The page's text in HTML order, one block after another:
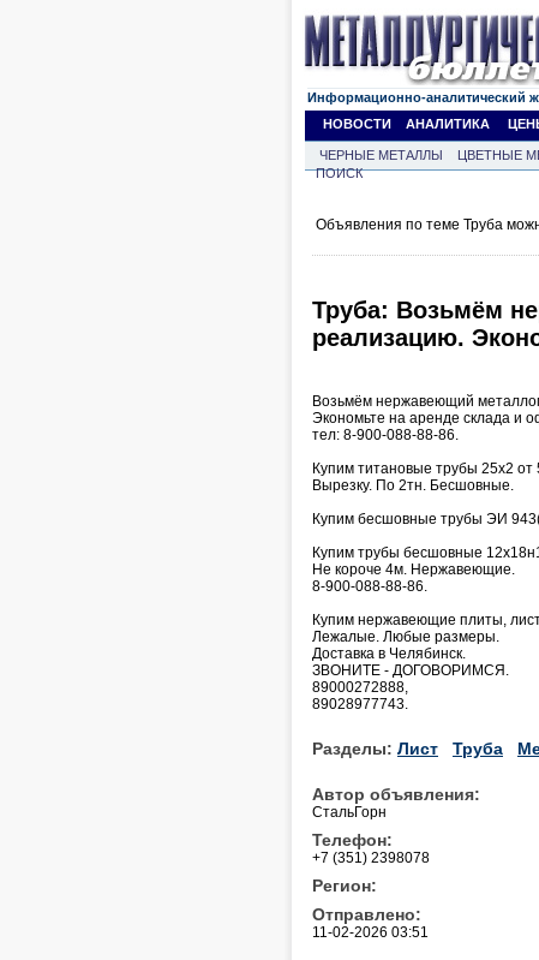
Информационно-аналитический
НОВОСТИ
АНАЛИТИКА
ЧЕРНЫЕ МЕТАЛЛЫ ЦВЕТНЫЕ
ПОИСК
Объявления по теме Труба
Труба: Возьмём
реализацию.
Возьмём нержавеющий
Экономьте на аренде склада и
тел: 8-900-088-88-86.
Купим титановые трубы 25х2 от
Вырезку. По 2тн. Бесшовные.
Купим бесшовные трубы ЭИ
Купим трубы бесшовные
Не короче 4м. Нержавеющие.
8-900-088-88-86.
Купим нержавеющие плиты,
Лежалые. Любые размеры.
Доставка в Челябинск.
ЗВОНИТЕ - ДОГОВОРИМСЯ.
89000272888,
89028977743.
Разделы: Лист Труба
Автор объявления:
СтальГорн
Телефон:
+7 (351) 2398078
Регион:
Отправлено:
11-02-2026 03:51